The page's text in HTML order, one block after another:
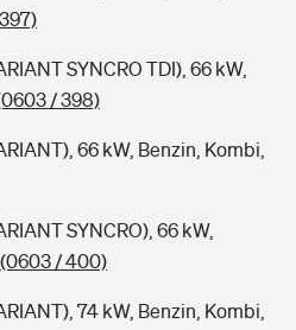
SYNCRO TDI), 66 kW,
/ 398)
66 kW, Benzin, Kombi,
SYNCRO), 66 kW,
(0603 / 400)
74 kW, Benzin, Kombi,